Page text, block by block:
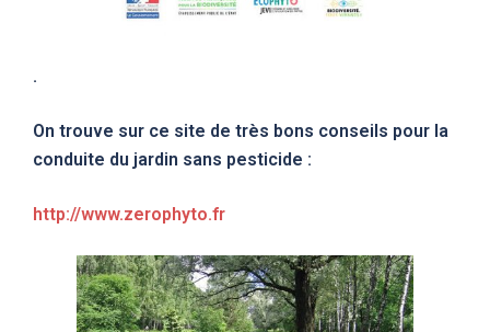
.
On trouve sur ce site de très bons conseils pour la
conduite du jardin sans pesticide :
http://www.zerophyto.fr